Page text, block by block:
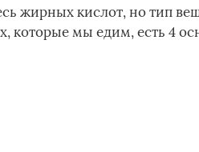
жирных кислот, но тип
которые мы едим, есть 4